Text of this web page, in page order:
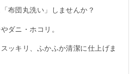
ガイド
布団丸洗い」しませんか？
ダニ・ホコリ。
ッキリ、ふかふか清潔に仕上げま